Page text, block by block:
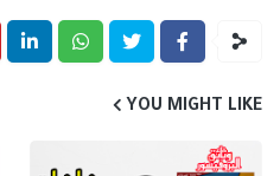
YOU MIGHT LIKE